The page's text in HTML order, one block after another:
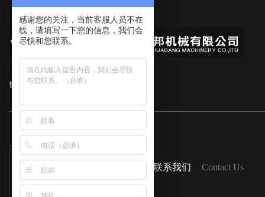
鲁ICP备16047525号-1
扫一扫
联系我们 Contact Us
感谢您的关注，当前客服人员不在
线，请填写一下您的信息，我们会
尽快和您联系。